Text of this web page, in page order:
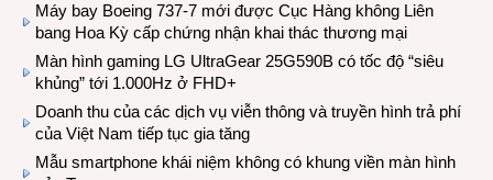
Máy bay Boeing 737-7 mới được Cục Hàng không Liên
bang Hoa Kỳ cấp chứng nhận khai thác thương mại
Màn hình gaming LG UltraGear 25G590B có tốc độ “siêu
khủng” tới 1.000Hz ở FHD+
Doanh thu của các dịch vụ viễn thông và truyền hình trả phí
của Việt Nam tiếp tục gia tăng
Mẫu smartphone khái niệm không có khung viền màn hình